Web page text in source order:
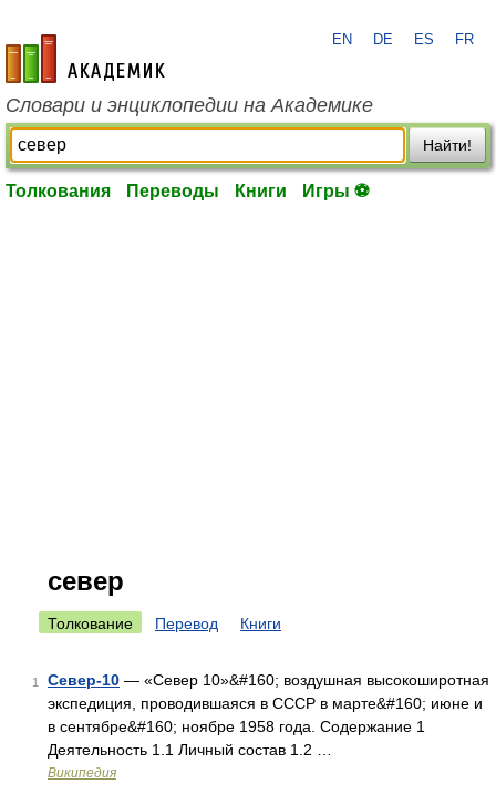
academic.ru
EN DE ES FR
Словари и энциклопедии на Академике
Найти!
Толкования Переводы Книги Игры ⚽
север
Толкование Перевод Книги
1 Север-10 — «Север 10»&#160; воздушная высокоширотная
экспедиция, проводившаяся в СССР в марте&#160; июне и
в сентябре&#160; ноябре 1958 года. Содержание 1
Деятельность 1.1 Личный состав 1.2 …
Википедия